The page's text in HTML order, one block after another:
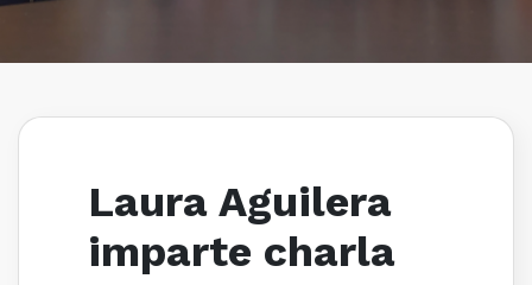
Laura Aguilera
imparte charla